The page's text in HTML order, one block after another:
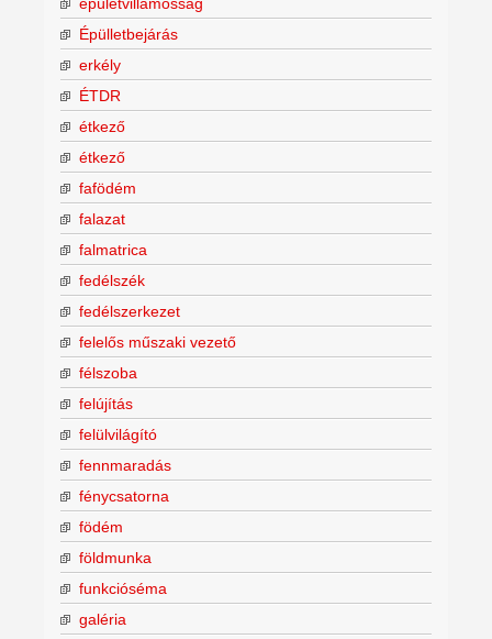
Épülletbejárás
erkély
ÉTDR
étkező
étkező
fafödém
falazat
falmatrica
fedélszék
fedélszerkezet
felelős műszaki vezető
félszoba
felújítás
felülvilágító
fennmaradás
fénycsatorna
födém
földmunka
funkcióséma
galéria